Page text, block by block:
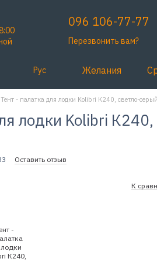
096 106-77-77
Перезвонить вам?
Рус Желания
Тент - палатка для лодки Kolibri К240, светло-серый
лодки Kolibri К240,
Оставить отзыв
К